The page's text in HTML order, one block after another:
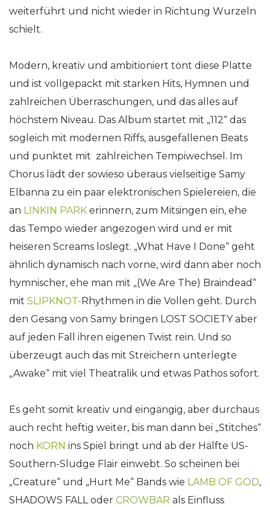
weiterführt und nicht wieder in Richtung Wurzeln
schielt.
Modern, kreativ und ambitioniert tönt diese Platte
und ist vollgepackt mit starken Hits, Hymnen und
zahlreichen Überraschungen, und das alles auf
höchstem Niveau. Das Album startet mit „112“ das
sogleich mit modernen Riffs, ausgefallenen Beats
und punktet mit zahlreichen Tempiwechsel. Im
Chorus lädt der sowieso überaus vielseitige Samy
Elbanna zu ein paar elektronischen Spielereien, die
an LINKIN PARK erinnern, zum Mitsingen ein, ehe
das Tempo wieder angezogen wird und er mit
heiseren Screams loslegt. „What Have I Done“ geht
ähnlich dynamisch nach vorne, wird dann aber noch
hymnischer, ehe man mit „(We Are The) Braindead“
mit SLIPKNOT-Rhythmen in die Vollen geht. Durch
den Gesang von Samy bringen LOST SOCIETY aber
auf jeden Fall ihren eigenen Twist rein. Und so
überzeugt auch das mit Streichern unterlegte
„Awake“ mit viel Theatralik und etwas Pathos sofort.
Es geht somit kreativ und eingängig, aber durchaus
auch recht heftig weiter, bis man dann bei „Stitches“
noch KORN ins Spiel bringt und ab der Hälfte US-
Southern-Sludge Flair einwebt. So scheinen bei
„Creature“ und „Hurt Me“ Bands wie LAMB OF GOD,
SHADOWS FALL oder CROWBAR als Einfluss